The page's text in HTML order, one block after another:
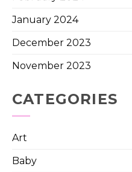
January 2024
December 2023
November 2023
CATEGORIES
Art
Baby